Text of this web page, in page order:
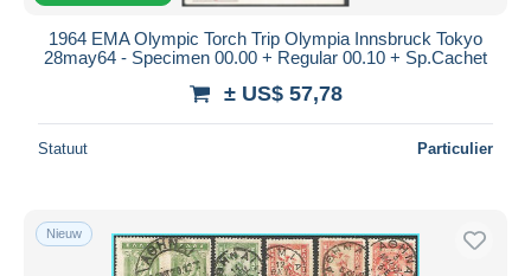
Eindigt binnen
Prijs
Gratis levering
1964 EMA Olympic Torch Trip Olympia Innsbruck Tokyo
28may64 - Specimen 00.00 + Regular 00.10 + Sp.Cachet
± US$ 57,78
Statuut Particulier
Nieuw